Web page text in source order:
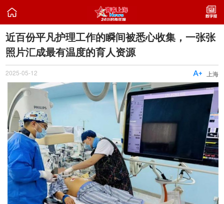

近百份平凡护理工作的瞬间被悉心收集，一张张
照片汇成最有温度的育人资源
2025-05-12 上海
